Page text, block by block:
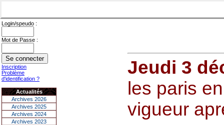
Login/speudo :
Mot de Passe :
Inscription
Problème
d'identification ?
Actualités
Archives 2026
Archives 2025
Archives 2024
Archives 2023
Jeudi 3
les paris
vigueur